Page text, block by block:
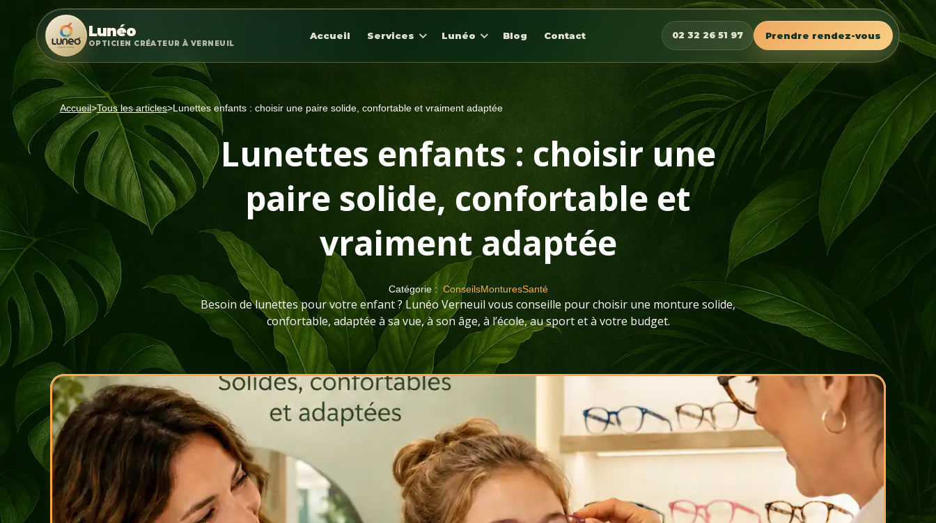
Lunéo
OPTICIEN CRÉATEUR À VERNEUIL
Accueil Services Lunéo Blog Contact 02 32 26 51 97 Prendre rendez-vous
Accueil>Tous les articles>Lunettes enfants : choisir une paire solide, confortable et vraiment adaptée
Lunettes enfants : choisir une
paire solide, confortable et
vraiment adaptée
Catégorie :ConseilsMonturesSanté
Besoin de lunettes pour votre enfant ? Lunéo Verneuil vous conseille pour choisir une monture solide,
confortable, adaptée à sa vue, à son âge, à l’école, au sport et à votre budget.